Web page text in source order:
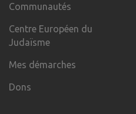
Communautés
Centre Européen du
Judaïsme
Mes démarches
Dons